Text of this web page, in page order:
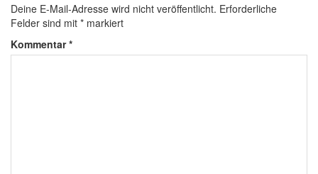
Deine E-Mail-Adresse wird nicht veröffentlicht. Erforderliche
Felder sind mit * markiert
Kommentar*